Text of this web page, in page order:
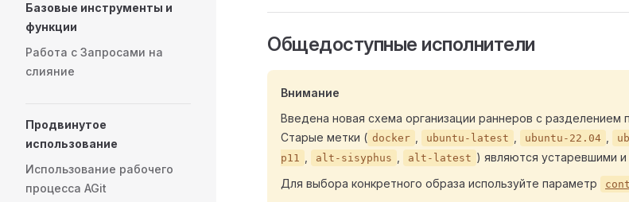
Базовые инструменты и
функции
Работа с Запросами на
слияние
Продвинутое
использование
Использование рабочего
процесса AGit
Общедоступные исполнители
Внимание
Введена новая схема организации раннеров с разделением
Старые метки ( docker ubuntu-latest ubuntu-22.04
p11
alt-sisyphus alt-latest ) являются устаревшими
Для выбора конкретного образа используйте параметр